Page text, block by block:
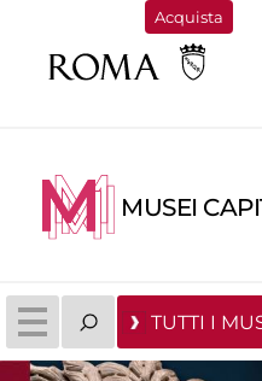
Acquista
MUSEI
TUTTI I